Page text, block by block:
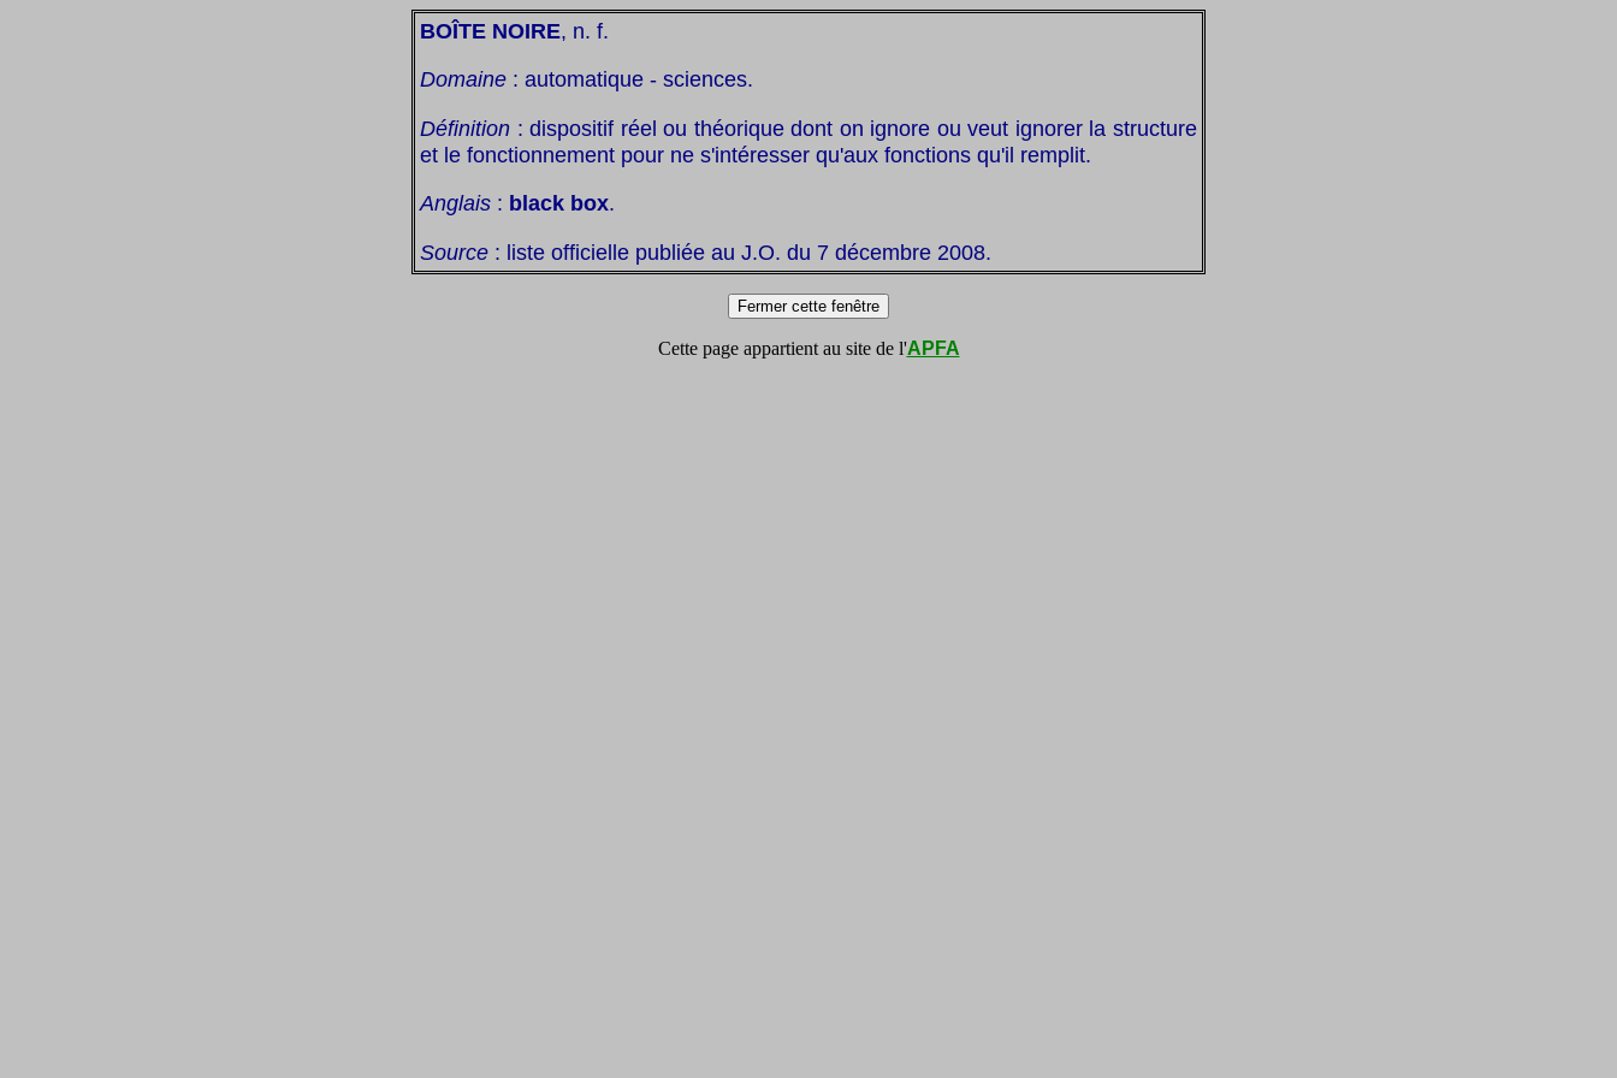
BOÎTE NOIRE, n. f.
Domaine : automatique - sciences.
Définition : dispositif réel ou théorique dont on ignore ou veut ignorer la structure
et le fonctionnement pour ne s'intéresser qu'aux fonctions qu'il remplit.
Anglais : black box.
Source : liste officielle publiée au J.O. du 7 décembre 2008.
Cette page appartient au site de l'APFA